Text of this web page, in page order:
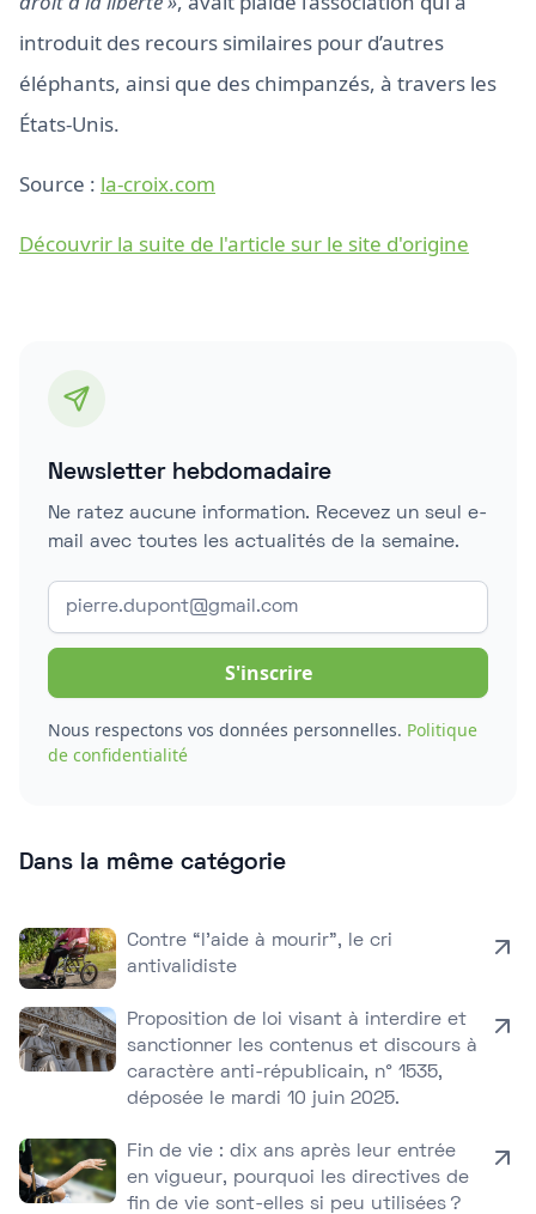
introduit des recours similaires pour d’autres
éléphants, ainsi que des chimpanzés, à travers les
États-Unis.
Source : la-croix.com
Découvrir la suite de l'article sur le site d'origine
Newsletter hebdomadaire
Ne ratez aucune information. Recevez un seul e-
mail avec toutes les actualités de la semaine.
Nous respectons vos données personnelles. Politique
de confidentialité
Dans la même catégorie
Contre “l’aide à mourir”, le cri
antivalidiste
Proposition de loi visant à interdire et
sanctionner les contenus et discours à
caractère anti-républicain, n° 1535,
déposée le mardi 10 juin 2025.
Fin de vie : dix ans après leur entrée
en vigueur, pourquoi les directives de
fin de vie sont-elles si peu utilisées ?